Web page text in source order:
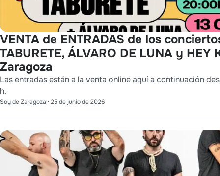
VENTA de ENTRADAS de los
TABURETE, ÁLVARO DE LUNA y HEY
Zaragoza
Las entradas están a la venta online aquí a continuación
h.
Soy de Zaragoza · 25 de junio de 2026